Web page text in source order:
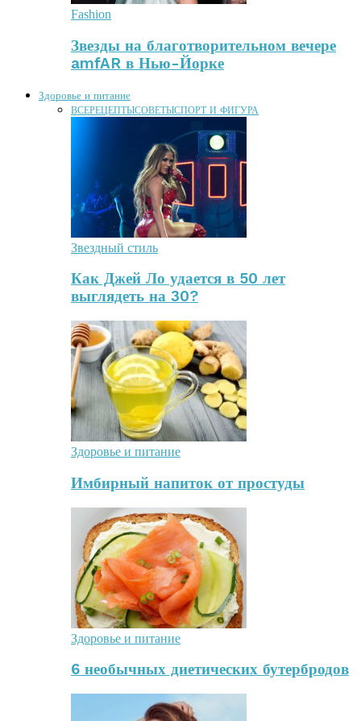
Fashion
Звезды на благотворительном вечере
amfAR в Нью-Йорке
Здоровье и питание
ВСЕРЕЦЕПТЫСОВЕТЫСПОРТ И ФИГУРА
Звездный стиль
Как Джей Ло удается в 50 лет
выглядеть на 30?
Здоровье и питание
Имбирный напиток от простуды
Здоровье и питание
6 необычных диетических бутербродов